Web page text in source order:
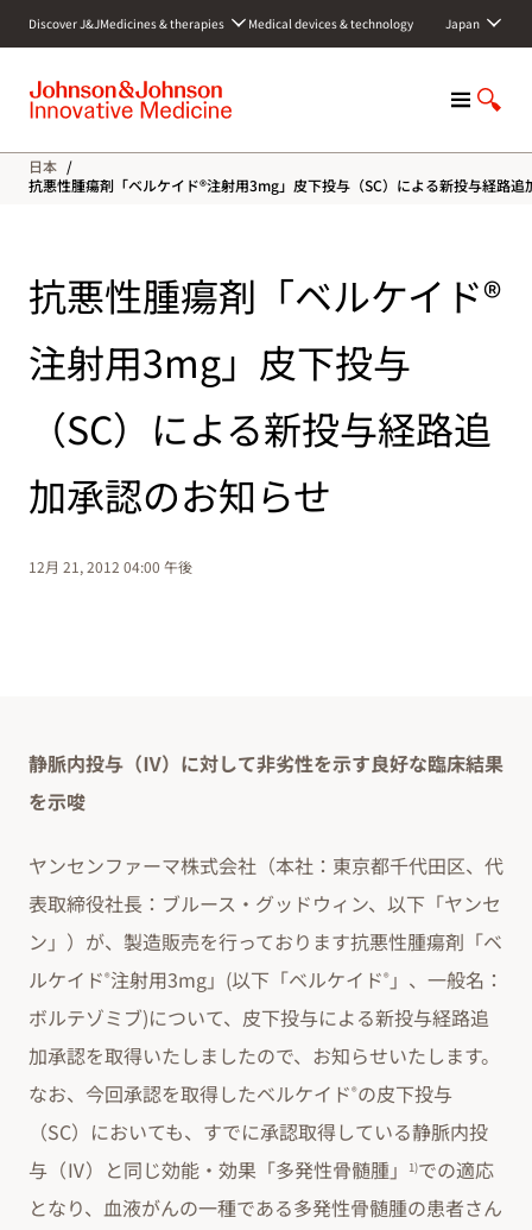
c
Discover J&JMedicines & therapies Medical devices & technology Japan
M
n
u
S
o
w
r
日本 /
抗悪性腫瘍剤「ベルケイド®注射用3mg」皮下投与（SC）による新投与経路追
抗悪性腫瘍剤「ベルケイド®
注射用3mg」皮下投与
（SC）による新投与経路追
加承認のお知らせ
12月 21, 2012 04:00 午後
静脈内投与（Ⅳ）に対して非劣性を示す良好な臨床結果
を示唆
ヤンセンファーマ株式会社（本社：東京都千代田区、代
表取締役社長：ブルース・グッドウィン、以下「ヤンセ
ン」）が、製造販売を行っております抗悪性腫瘍剤「ベ
ルケイド®注射用3mg」(以下「ベルケイド® 」、一般名：
ボルテゾミブ)について、皮下投与による新投与経路追
加承認を取得いたしましたので、お知らせいたします。
なお、今回承認を取得したベルケイド®の皮下投与
（SC）においても、すでに承認取得している静脈内投
与（Ⅳ）と同じ効能・効果「多発性骨髄腫」
1)での適応
となり、血液がんの一種である多発性骨髄腫の患者さん